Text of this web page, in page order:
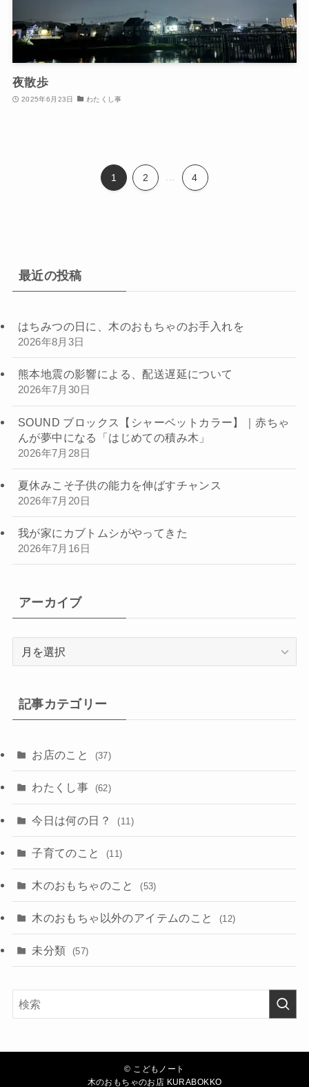
夜散歩
2025年6月23日 わたくし事
1 2 4
最近の投稿
はちみつの日に、木のおもちゃのお手入れを
2026年8月3日
熊本地震の影響による、配送遅延について
2026年7月30日
SOUND ブロックス【シャーベットカラー】｜赤ちゃ
んが夢中になる「はじめての積み木」
2026年7月28日
夏休みこそ子供の能力を伸ばすチャンス
2026年7月20日
我が家にカブトムシがやってきた
2026年7月16日
アーカイブ
イ
ブ
記事カテゴリー
お店のこと (37)
わたくし事 (62)
今日は何の日？ (11)
子育てのこと (11)
木のおもちゃのこと (53)
木のおもちゃ以外のアイテムのこと (12)
未分類 (57)
© こどもノート
木のおもちゃのお店 KURABOKKO